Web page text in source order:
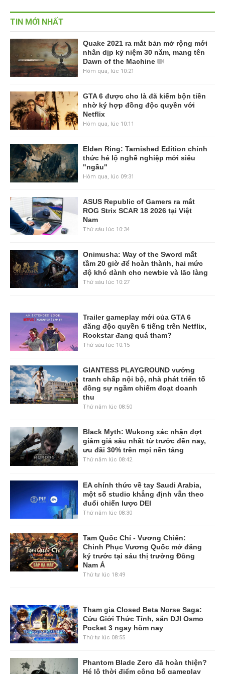
TIN MỚI NHẤT
Quake 2021 ra mắt bản mở rộng mới
nhân dịp kỷ niệm 30 năm, mang tên
Dawn of the Machine
Hôm qua, lúc 10:21
GTA 6 được cho là đã kiếm bộn tiền
nhờ ký hợp đồng độc quyền với
Netflix
Hôm qua, lúc 10:11
Elden Ring: Tarnished Edition chính
thức hé lộ nghề nghiệp mới siêu
"ngầu"
Hôm qua, lúc 09:31
ASUS Republic of Gamers ra mắt
ROG Strix SCAR 18 2026 tại Việt
Nam
Thứ sáu lúc 10:34
Onimusha: Way of the Sword mất
tầm 20 giờ để hoàn thành, hai mức
độ khó dành cho newbie và lão làng
Thứ sáu lúc 10:27
Trailer gameplay mới của GTA 6
đăng độc quyền 6 tiếng trên Netflix,
Rockstar đang quá tham?
Thứ sáu lúc 10:15
GIANTESS PLAYGROUND vướng
tranh chấp nội bộ, nhà phát triển tố
đồng sự ngầm chiếm đoạt doanh
thu
Thứ năm lúc 08:50
Black Myth: Wukong xác nhận đợt
giảm giá sâu nhất từ trước đến nay,
ưu đãi 30% trên mọi nền tảng
Thứ năm lúc 08:42
EA chính thức về tay Saudi Arabia,
một số studio khẳng định vẫn theo
đuổi chiến lược DEI
Thứ năm lúc 08:30
Tam Quốc Chí - Vương Chiến:
Chinh Phục Vương Quốc mở đăng
ký trước tại sáu thị trường Đông
Nam Á
Thứ tư lúc 18:49
Tham gia Closed Beta Norse Saga:
Cửu Giới Thức Tỉnh, săn DJI Osmo
Pocket 3 ngay hôm nay
Thứ tư lúc 08:55
Phantom Blade Zero đã hoàn thiện?
Hé lộ thời điểm công bố gameplay